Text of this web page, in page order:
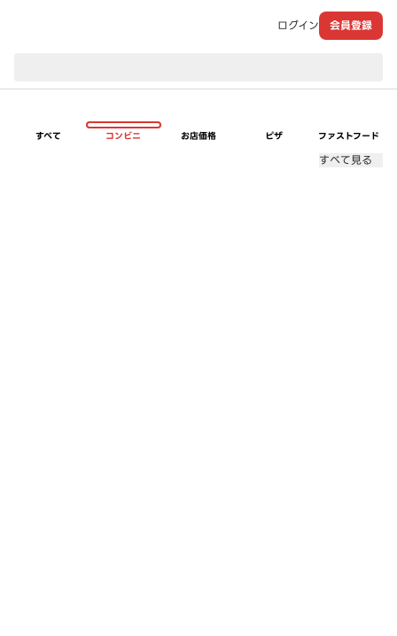
ログイン 会員登録
すべて コンビニ お店価格 ピザ ファストフード
すべて見る